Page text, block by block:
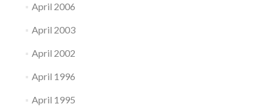
April 2006
April 2003
April 2002
April 1996
April 1995